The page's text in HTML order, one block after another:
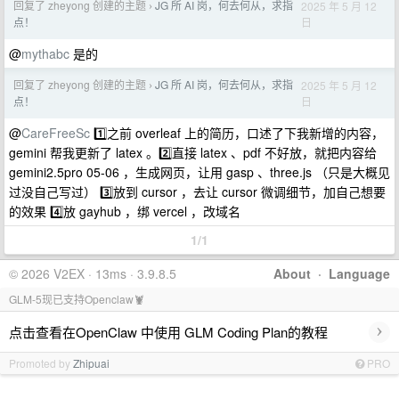
回复了 zheyong 创建的主题 › JG 所 AI 岗，何去何从，求指
点！
2025 年 5 月 12
日
@mythabc 是的
回复了 zheyong 创建的主题 › JG 所 AI 岗，何去何从，求指
点！
2025 年 5 月 12
日
@CareFreeSc 1️⃣之前 overleaf 上的简历，口述了下我新增的内容，
gemini 帮我更新了 latex 。2️⃣直接 latex 、pdf 不好放，就把内容给
gemini2.5pro 05-06 ，生成网页，让用 gasp 、three.js （只是大概见
过没自己写过） 3️⃣放到 cursor ，去让 cursor 微调细节，加自己想要
的效果 4️⃣放 gayhub ，绑 vercel ，改域名
1/1
About · Language
© 2026 V2EX · 13ms · 3.9.8.5
GLM-5现已支持Openclaw🦞
点击查看在OpenClaw 中使用 GLM Coding Plan的教程 ›
Promoted byZhipuai PRO